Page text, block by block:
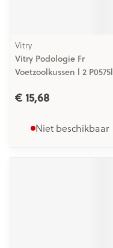
Vitry
Vitry Podologie Fr
Voetzoolkussen l 2 P0575l
€ 15,68
Niet beschikbaar